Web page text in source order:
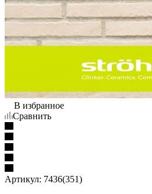
В избранное
Сравнить
Артикул: 7436(351)